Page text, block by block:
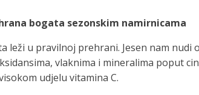
bogata sezonskim namirnicama
leži u pravilnoj prehrani. Jesen nam
vlaknima i mineralima poput
udjelu vitamina C.